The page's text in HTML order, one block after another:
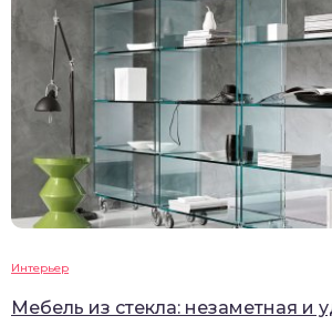
Интерьер
Мебель из стекла: незаметная и